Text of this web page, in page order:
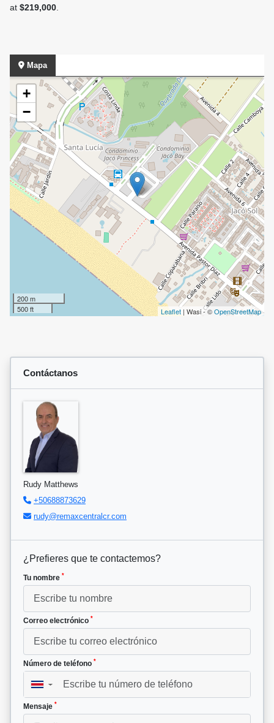
at $219,000.
Mapa
+
−
200 m
500 ft
Leaflet | Wasi - ©OpenStreetMap
Contáctanos
Rudy Matthews
+50688873629
rudy@remaxcentralcr.com
¿Prefieres que te contactemos?
Tu nombre *
Correo electrónico *
Número de teléfono *
▼
Mensaje *